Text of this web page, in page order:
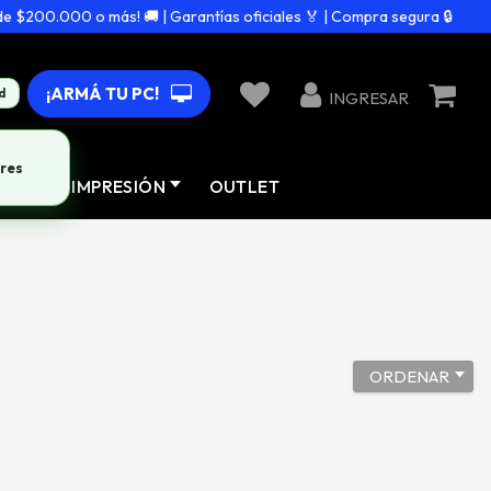
o más! 🚚 | Garantías oficiales 🏅 | Compra segura 🔒
¡ARMÁ TU PC! INGRESAR
IMPRESIÓN OUTLET
ORDENAR